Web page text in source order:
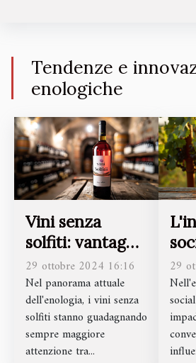
Tendenze e
enologiche
Vini senza
solfiti: vantaggi
e limiti secondo
gli esperti
29 ottobre 2024 16:16
Nel panorama attuale
dell'enologia, i vini senza
solfiti stanno guadagnando
sempre maggiore
attenzione tra...
da
29